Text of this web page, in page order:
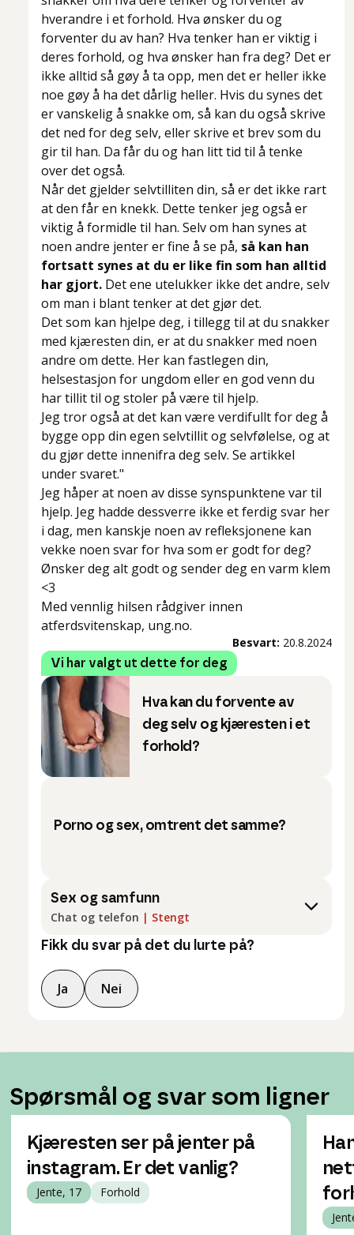
hverandre i et forhold. Hva ønsker du og
forventer du av han? Hva tenker han er viktig i
deres forhold, og hva ønsker han fra deg? Det er
ikke alltid så gøy å ta opp, men det er heller ikke
noe gøy å ha det dårlig heller. Hvis du synes det
er vanskelig å snakke om, så kan du også skrive
det ned for deg selv, eller skrive et brev som du
gir til han. Da får du og han litt tid til å tenke
over det også.
Når det gjelder selvtilliten din, så er det ikke rart
at den får en knekk. Dette tenker jeg også er
viktig å formidle til han. Selv om han synes at
noen andre jenter er fine å se på, så kan han
fortsatt synes at du er like fin som han alltid
har gjort. Det ene utelukker ikke det andre, selv
om man i blant tenker at det gjør det.
Det som kan hjelpe deg, i tillegg til at du snakker
med kjæresten din, er at du snakker med noen
andre om dette. Her kan fastlegen din,
helsestasjon for ungdom eller en god venn du
har tillit til og stoler på være til hjelp.
Jeg tror også at det kan være verdifullt for deg å
bygge opp din egen selvtillit og selvfølelse, og at
du gjør dette innenifra deg selv. Se artikkel
under svaret."
Jeg håper at noen av disse synspunktene var til
hjelp. Jeg hadde dessverre ikke et ferdig svar her
i dag, men kanskje noen av refleksjonene kan
vekke noen svar for hva som er godt for deg?
Ønsker deg alt godt og sender deg en varm klem
<3
Med vennlig hilsen rådgiver innen
atferdsvitenskap, ung.no.
Besvart: 20.8.2024
Vi har valgt ut dette for deg
Hva kan du forvente av
deg selv og kjæresten i et
forhold?
Porno og sex, omtrent det samme?
Sex og samfunn
Chat og telefon | Stengt
Fikk du svar på det du lurte på?
Ja Nei
Spørsmål og svar som ligner
Kjæresten ser på jenter på
instagram. Er det vanlig?
Jente, 17 Forhold